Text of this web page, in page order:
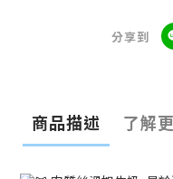
分享到
商品描述 了解